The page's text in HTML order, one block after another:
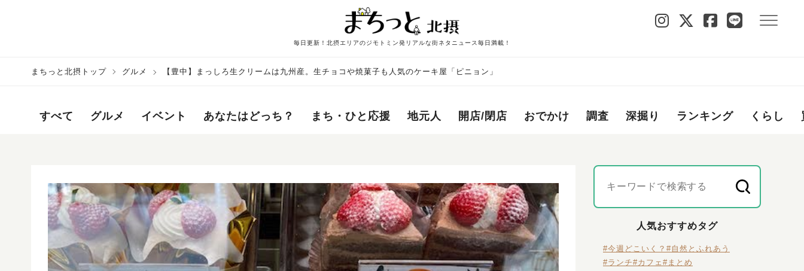
毎日更新！北摂エリアのジモトミン発リアルな街ネタニュース毎日満載！
まちっと北摂トップ グルメ 【豊中】まっしろ生クリームは九州産。生チョコや焼菓子も人気のケーキ屋「ピニョン」
すべて グルメ イベント あなたはどっち？ まち・ひと応援 地元人 開店/閉店 おでかけ 調査 深掘り ランキング くらし
人気おすすめタグ
#今週どこいく？ #自然とふれあう
#ランチ#カフェ #まとめ